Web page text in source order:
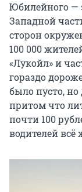
Юбилейного —
Западной
сторон
100 000
«Лукойл» и
гораздо
было пусто, но
притом что
почти 100
водителей всё